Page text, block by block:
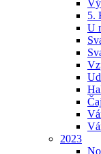
5.
U
2023